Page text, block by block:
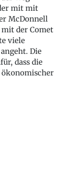
mit mit
McDonnell
mit der Comet
viele
Die
dass die
ökonomischer